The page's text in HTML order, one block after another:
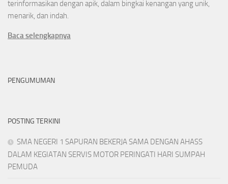
terinformasikan dengan apik, dalam bingkai kenangan yang unik,
menarik, dan indah.
Baca selengkapnya
PENGUMUMAN
POSTING TERKINI
SMA NEGERI 1 SAPURAN BEKERJA SAMA DENGAN AHASS
DALAM KEGIATAN SERVIS MOTOR PERINGATI HARI SUMPAH
PEMUDA